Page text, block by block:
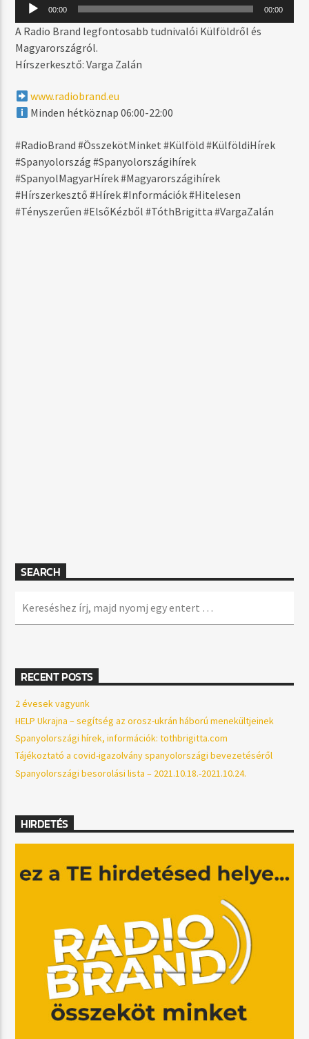
STRINGS OF LIFE
SOUL CENTRAL FT. KATHY BROWN
MŰSOR ADÁSBAN
06:00 17:59
00:00 00:00
A Radio Brand legfontosabb tudnivalói Külföldről és
Magyarországról.
Hírszerkesztő: Varga Zalán
www.radiobrand.eu
Minden hétköznap 06:00-22:00
#RadioBrand #ÖsszekötMinket #Külföld #KülföldiHírek
#Spanyolország #Spanyolországihírek
#SpanyolMagyarHírek #Magyarországihírek
#Hírszerkesztő #Hírek #Információk #Hitelesen
#Tényszerűen #ElsőKézből #TóthBrigitta #VargaZalán
SEARCH
RECENT POSTS
2 évesek vagyunk
HELP Ukrajna – segítség az orosz-ukrán háború menekültjeinek
Spanyolországi hírek, információk: tothbrigitta.com
Tájékoztató a covid-igazolvány spanyolországi bevezetéséről
Spanyolországi besorolási lista – 2021.10.18.-2021.10.24.
HIRDETÉS